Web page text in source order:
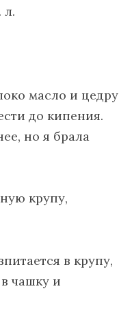
л.
масло и цедру
до кипения.
но я брала
крупу,
в крупу,
чашку и